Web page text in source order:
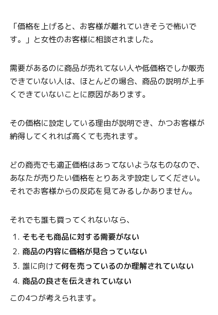
「価格を上げると、お客様が離れていきそうで怖いで
す。」と女性のお客様に相談されました。
需要があるのに商品が売れてない人や低価格でしか販売
できていない人は、ほとんどの場合、商品の説明が上手
くできていないことに原因があります。
その価格に設定している理由が説明でき、かつお客様が
納得してくれれば高くても売れます。
どの商売でも適正価格はあってないようなものなので、
あなたが売りたい価格をとりあえず設定してください。
それでお客様からの反応を見てみるしかありません。
それでも誰も買ってくれないなら、
そもそも商品に対する需要がない
商品の内容に価格が見合っていない
誰に向けて何を売っているのか理解されていない
商品の良さを伝えきれていない
この4つが考えられます。